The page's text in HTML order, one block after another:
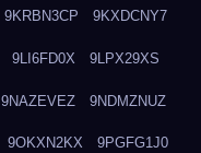
9KRBN3CP 9KXDCNY7
9LI6FD0X 9LPX29XS
9NAZEVEZ 9NDMZNUZ
9OKXN2KX 9PGFG1J0